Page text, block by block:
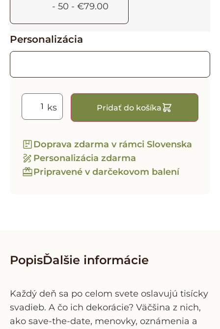
- 50 - €79.00
Personalizácia
Pridať do košíka
Doprava zdarma v rámci Slovenska
Personalizácia zdarma
Pripravené v darčekovom balení
PopisĎalšie informácie
Každý deň sa po celom svete oslavujú tisícky
svadieb. A čo ich dekorácie? Väčšina z nich,
ako save-the-date, menovky, oznámenia a